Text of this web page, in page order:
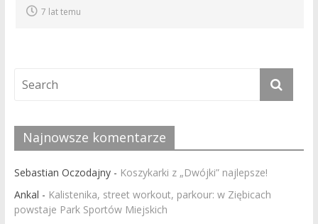
7 lat temu
Najnowsze komentarze
Sebastian Oczodajny- Koszykarki z „Dwójki” najlepsze!
Ankal - Kalistenika, street workout, parkour: w Ziębicach
powstaje Park Sportów Miejskich